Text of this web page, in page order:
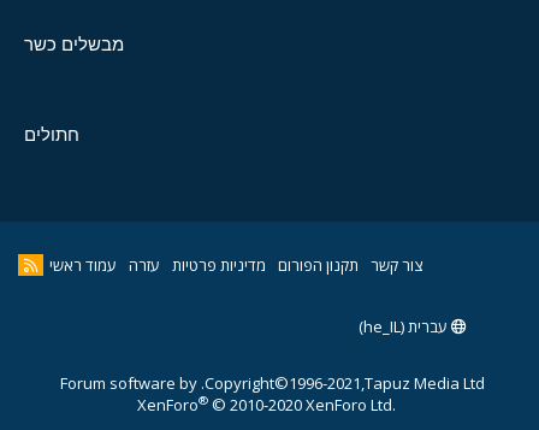
מבשלים כשר
חתולים
צור קשר תקנון הפורום מדיניות פרטיות עזרה עמוד ראשי
עברית (he_IL)
Copyright©1996-2021,Tapuz Media Ltd.
Forum software by
XenForo® © 2010-2020 XenForo Ltd.